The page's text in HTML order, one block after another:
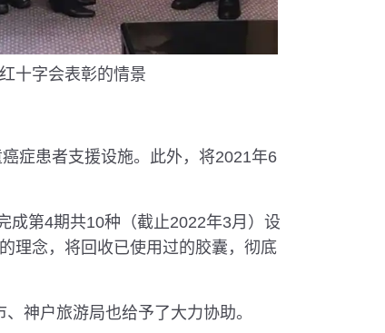
十字会表彰的情景
症患者支援设施。此外，将2021年6
成第4期共10种（截止2022年3月）设
理念，将回收已使用过的胶囊，彻底
神户旅游局也给予了大力协助。